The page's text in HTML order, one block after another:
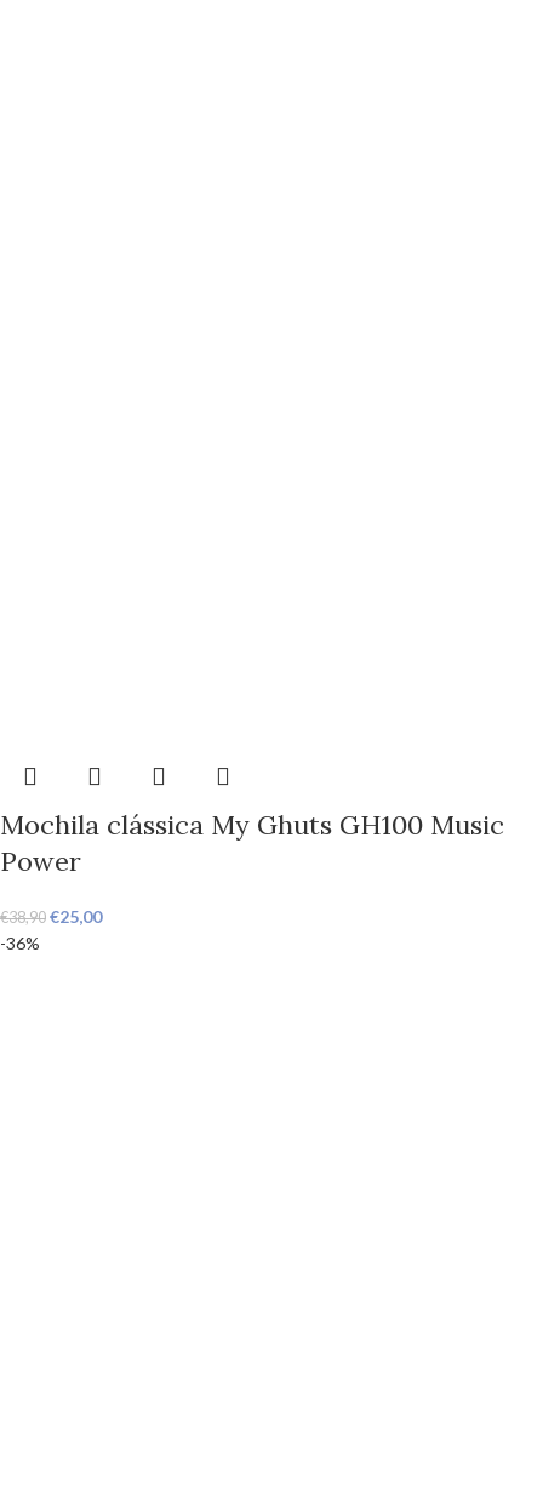
Mochila clássica My Ghuts GH100 Music
Power
€38,90 €25,00
-36%